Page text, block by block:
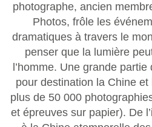
photographe, ancien
Photos, frôle les
dramatiques à travers le
penser que la lumière
l’homme. Une grande
pour destination la Chine et
plus de 50 000
et épreuves sur papier). De